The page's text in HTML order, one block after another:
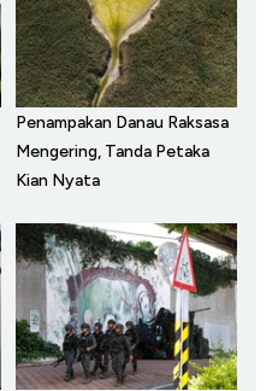
Penampakan Danau Raksasa
Mengering, Tanda Petaka
Kian Nyata